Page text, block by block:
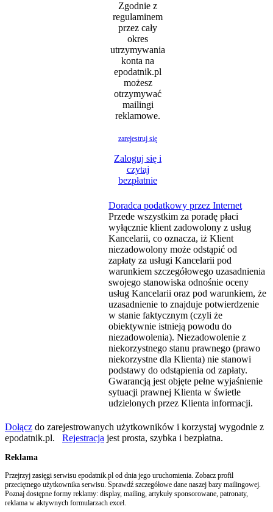
Zgodnie z
regulaminem
przez cały
okres
utrzymywania
konta na
epodatnik.pl
możesz
otrzymywać
mailingi
reklamowe.
zarejestruj się
Zaloguj się i
czytaj
bezpłatnie
Doradca podatkowy przez Internet
Przede wszystkim za poradę płaci
wyłącznie klient zadowolony z usług
Kancelarii, co oznacza, iż Klient
niezadowolony może odstąpić od
zapłaty za usługi Kancelarii pod
warunkiem szczegółowego uzasadnienia
swojego stanowiska odnośnie oceny
usług Kancelarii oraz pod warunkiem, że
uzasadnienie to znajduje potwierdzenie
w stanie faktycznym (czyli że
obiektywnie istnieją powodu do
niezadowolenia). Niezadowolenie z
niekorzystnego stanu prawnego (prawo
niekorzystne dla Klienta) nie stanowi
podstawy do odstąpienia od zapłaty.
Gwarancją jest objęte pełne wyjaśnienie
sytuacji prawnej Klienta w świetle
udzielonych przez Klienta informacji.
Dołącz do zarejestrowanych użytkowników i korzystaj wygodnie z
epodatnik.pl. Rejestracja jest prosta, szybka i bezpłatna.
Reklama
Przejrzyj zasięgi serwisu epodatnik.pl od dnia jego uruchomienia. Zobacz profil
przeciętnego użytkownika serwisu. Sprawdź szczegółowe dane naszej bazy mailingowej.
Poznaj dostępne formy reklamy: display, mailing, artykuły sponsorowane, patronaty,
reklama w aktywnych formularzach excel.